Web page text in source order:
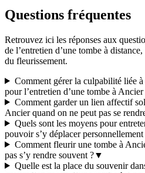
Questions fréquentes
Retrouvez ici les réponses aux
de l’entretien d’une tombe à
du fleurissement.
Comment gérer la culpabilité liée
pour l’entretien d’une tombe à Ancier
Comment garder un lien affectif
Ancier quand on ne peut pas se
Quels sont les moyens pour
pouvoir s’y déplacer personnellement
Comment fleurir une tombe à
pas s’y rendre souvent ?▼
Quelle est la place du souvenir